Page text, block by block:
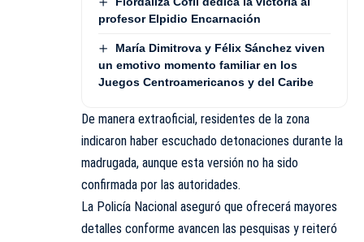
profesor Elpidio Encarnación
María Dimitrova y Félix Sánchez viven
un emotivo momento familiar en los
Juegos Centroamericanos y del Caribe
De manera extraoficial, residentes de la zona
indicaron haber escuchado detonaciones durante la
madrugada, aunque esta versión no ha sido
confirmada por las autoridades.
La Policía Nacional aseguró que ofrecerá mayores
detalles conforme avancen las pesquisas y reiteró